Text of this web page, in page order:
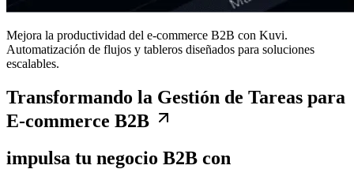
Mejora la productividad del e-commerce B2B con Kuvi.
Automatización de flujos y tableros diseñados para soluciones
escalables.
Transformando la Gestión de Tareas para
E-commerce B2B
impulsa tu negocio B2B con